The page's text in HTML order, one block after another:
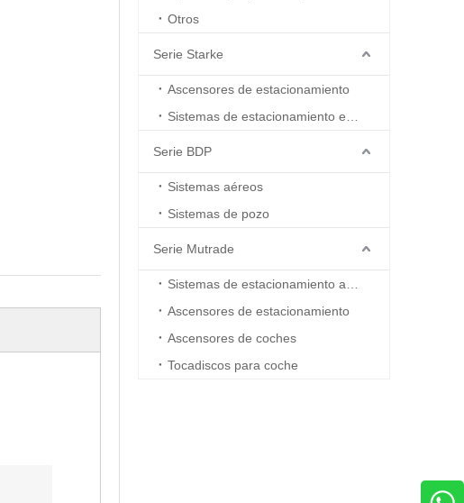
Otros
Serie Starke
Ascensores de estacionamiento
Serie BDP
Sistemas aéreos
Sistemas de pozo
Serie Mutrade
Ascensores de estacionamiento
Ascensores de coches
Tocadiscos para coche